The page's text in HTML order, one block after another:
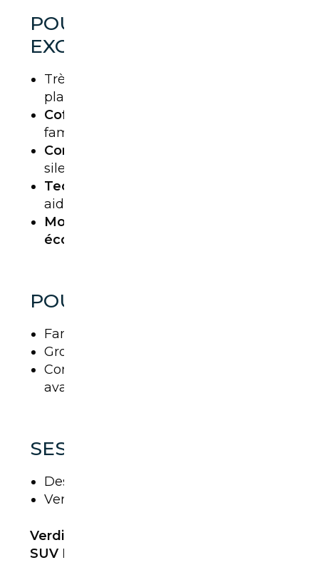
POURQUOI C’EST UN
EXCELLENT CHOIX ?
Très
places arrière
Coffre généreux
famille
Confort
silence et douceur
Technologie
aides à la conduite bien intégrées
Motorisations
économiques
POUR QUI ?
Familles
Gros rouleurs
Conducteurs recherchant le confort
avant tout
SES LIMITES
Design consensuel
Version PHEV un peu plus chère
Verdict
SUV Ford le plus équilibré